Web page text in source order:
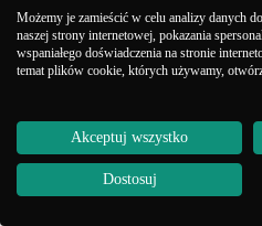
zostają poddane
siedzibę Sprzedawcy/
OPINIE O
Sprzedawca
Internetowym na
punkcie Regulaminu.
Wystawienie opinii
skorzystaniu z
opinii o Produkcie lub
Możemy je zamieścić w celu analizy danych
naszej strony internetowej, pokazania
wspaniałego doświadczenia na stronie
temat plików cookie, których używamy,
Akceptuj wszystko
Dostosuj